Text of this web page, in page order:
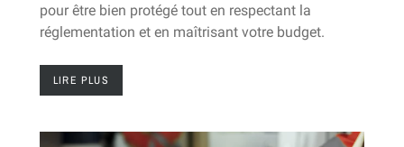
pour être bien protégé tout en respectant la
réglementation et en maîtrisant votre budget.
LIRE PLUS